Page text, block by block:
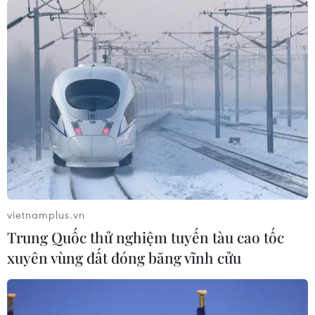
phạm có tổ chức
04/08/2026 14:24
Báo động xu hướng gia tăng người
trẻ mắc ung thư
04/08/2026 14:10
Hàn Quốc ban hành cảnh báo nắng
nóng cao nhất tại thủ đô Seoul
04/08/2026 12:37
Trung Quốc duy trì cảnh báo mưa
lớn và dông mạnh
vietnamplus.vn
Trung Quốc thử nghiệm tuyến tàu cao tốc
xuyên vùng đất đóng băng vĩnh cửu